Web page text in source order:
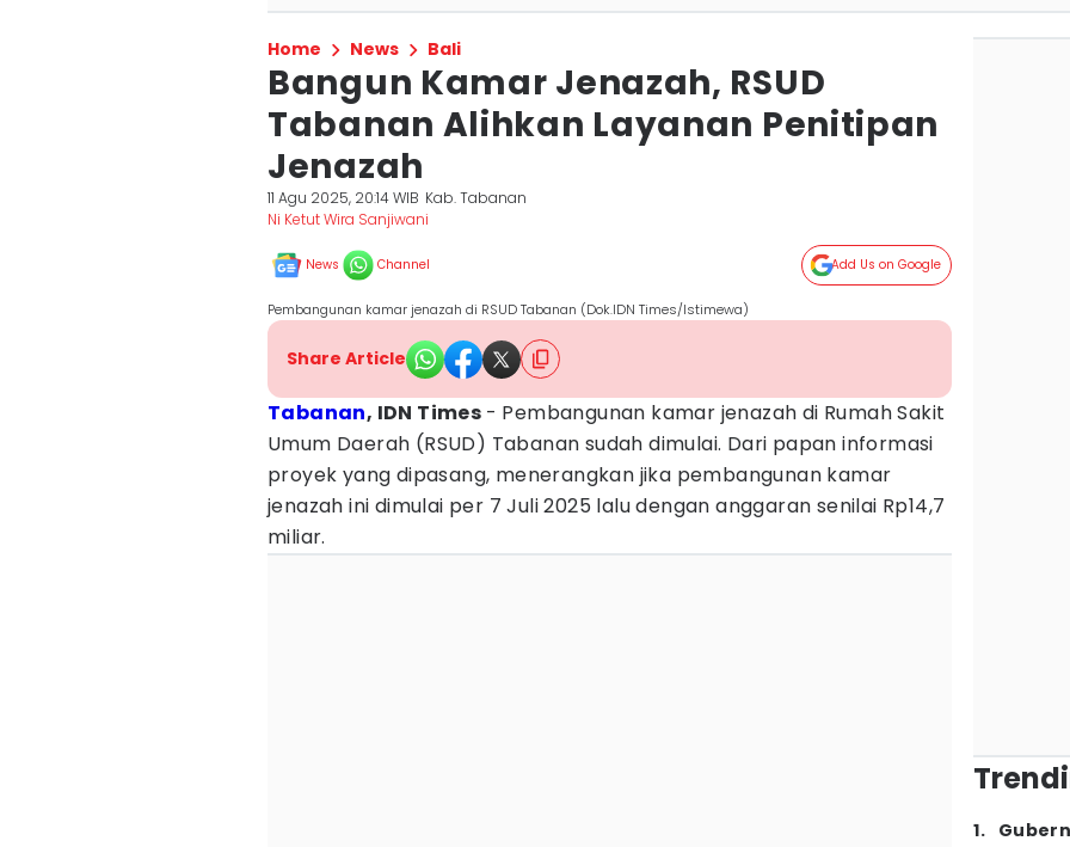
Home News Bali
Bangun Kamar Jenazah, RSUD
Tabanan Alihkan Layanan Penitipan
Jenazah
11 Agu 2025, 20:14 WIB Kab. Tabanan
Ni Ketut Wira Sanjiwani
News Channel Add Us on Google
Pembangunan kamar jenazah di RSUD Tabanan (Dok.IDN Times/Istimewa)
Share Article
Tabanan, IDN Times - Pembangunan kamar jenazah di Rumah Sakit
Umum Daerah (RSUD) Tabanan sudah dimulai. Dari papan informasi
proyek yang dipasang, menerangkan jika pembangunan kamar
jenazah ini dimulai per 7 Juli 2025 lalu dengan anggaran senilai Rp14,7
miliar.
1.